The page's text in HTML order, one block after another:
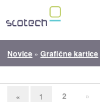
Novice »Grafične kartice
« 1 2 »